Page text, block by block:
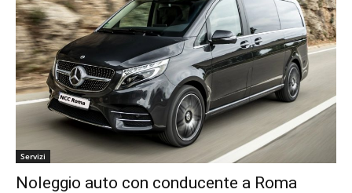
Servizi
Noleggio auto con conducente a Roma